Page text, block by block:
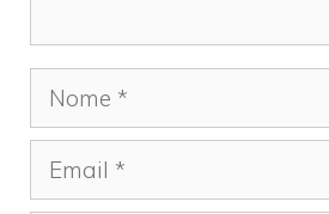
Nome
Email